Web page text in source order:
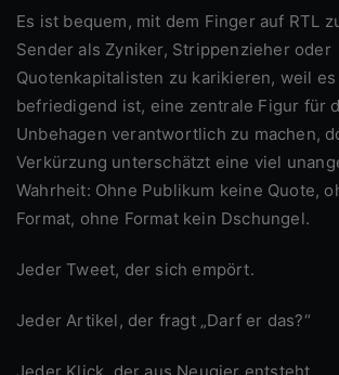
Es ist bequem, mit dem Finger auf RTL zu zeigen, den
Sender als Zyniker, Strippenzieher oder
Quotenkapitalisten zu karikieren, weil
befriedigend ist, eine zentrale Figur für
Unbehagen verantwortlich zu machen,
Verkürzung unterschätzt eine viel
Wahrheit: Ohne Publikum keine Quote,
Format, ohne Format kein Dschungel.
Jeder Tweet, der sich empört.
Jeder Artikel, der fragt „Darf er das?“